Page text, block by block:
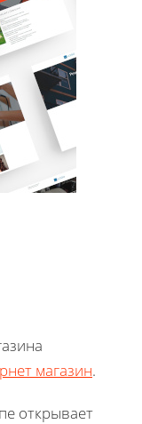
магазин.
открывает